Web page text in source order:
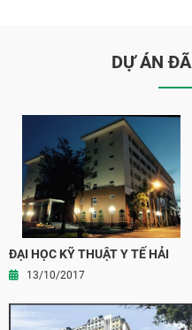
DỰ ÁN
ĐẠI HỌC KỸ THUẬT Y TẾ HẢI
DƯƠNG
13/10/2017